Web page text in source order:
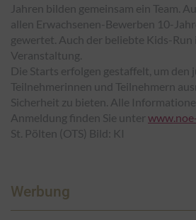
Jahren bilden gemeinsam ein Team.
allen Erwachsenen-Bewerben 10-
gewertet. Auch der beliebte Kids-Run
Veranstaltung.
Die Starts erfolgen gestaffelt, um den
Teilnehmerinnen und Teilnehmern
Sicherheit zu bieten. Alle
Anmeldung finden Sie unter
St. Pölten (OTS) Bild: KI
Werbung